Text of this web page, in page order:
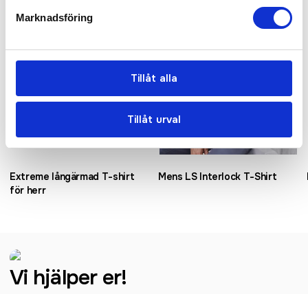
Marknadsföring
Tillåt alla
Tillåt urval
Extreme långärmad T-shirt
för herr
Mens LS Interlock T-Shirt
Vi hjälper er!